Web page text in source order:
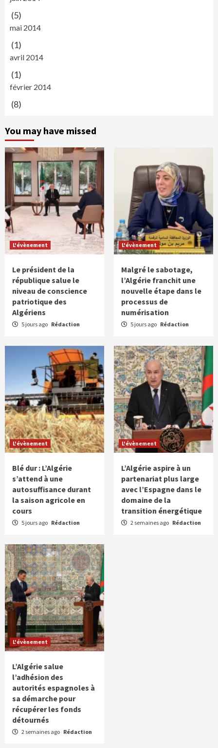
(5)
mai 2014
(1)
avril 2014
(1)
février 2014
(8)
You may have missed
L'évènement
Le président de la
république salue le
niveau de conscience
patriotique des
Algériens
5 jours ago Rédaction
L'évènement
Malgré le sabotage,
l’Algérie franchit une
nouvelle étape dans le
processus de
numérisation
5 jours ago Rédaction
L'évènement
Blé dur : L’Algérie
s’attend à une
autosuffisance durant
la saison agricole en
cours
5 jours ago Rédaction
L'évènement
L’Algérie aspire à un
partenariat plus large
avec l’Espagne dans le
domaine de la
transition énergétique
2 semaines ago Rédaction
L'évènement
L’Algérie salue
l’adhésion des
autorités espagnoles à
sa démarche pour
récupérer les fonds
détournés
2 semaines ago Rédaction